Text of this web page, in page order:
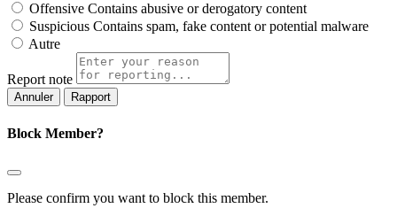
Offensive Contains abusive or derogatory content
Suspicious Contains spam, fake content or potential malware
Autre
Report note
Rapport
Block Member?
Please confirm you want to block this member.